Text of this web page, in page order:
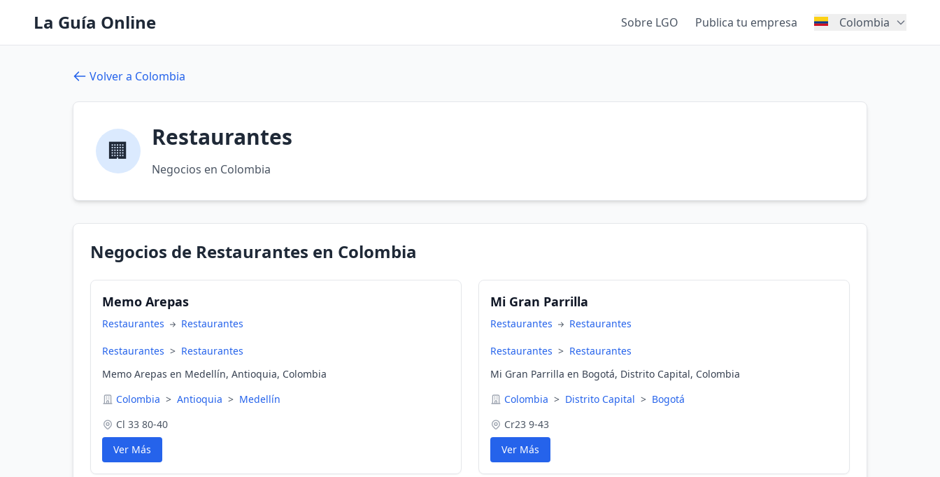
La Guía Online Sobre LGO Publica tu empresa Colombia
Volver a Colombia
🏢 Restaurantes
Negocios en Colombia
Negocios de Restaurantes en Colombia
Memo Arepas
Restaurantes Restaurantes
Restaurantes > Restaurantes
Memo Arepas en Medellín, Antioquia, Colombia
Colombia > Antioquia > Medellín
Cl 33 80-40
Ver Más
Mi Gran Parrilla
Restaurantes Restaurantes
Restaurantes > Restaurantes
Mi Gran Parrilla en Bogotá, Distrito Capital, Colombia
Colombia > Distrito Capital > Bogotá
Cr23 9-43
Ver Más